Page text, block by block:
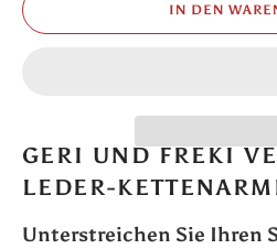
IN DEN
GERI UND FREKI
LEDER-
Unterstreichen Sie Ihren